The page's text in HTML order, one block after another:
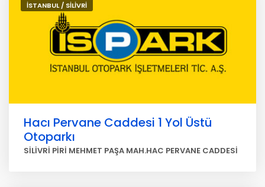
İSTANBUL / SİLİVRİ
Hacı Pervane Caddesi 1 Yol Üstü
Otoparkı
SİLİVRİ PİRİ MEHMET PAŞA MAH.HAC PERVANE CADDESİ